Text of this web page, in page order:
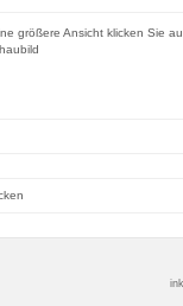
größere Ansicht klicken Sie